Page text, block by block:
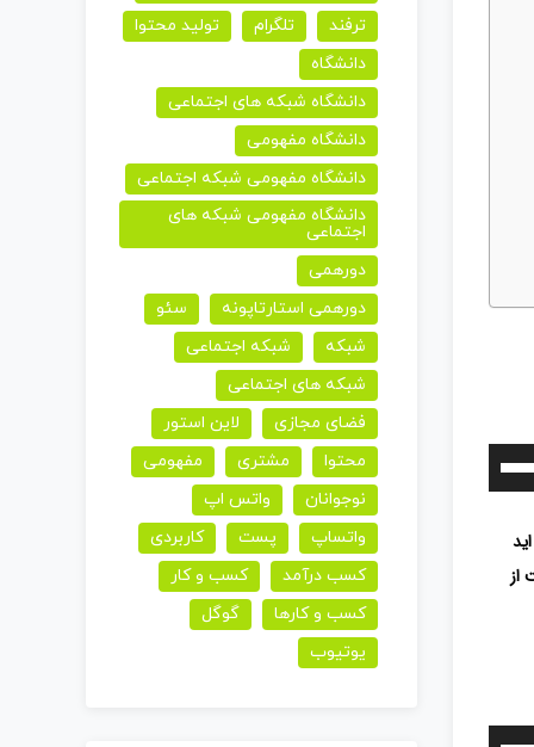
برای
افزایش
و
از
برای
ترفند
تلگرام
تولید محتوا
دانشگاه
دانشگاه شبکه های اجتماعی
دانشگاه مفهومی
دانشگاه مفهومی شبکه اجتماعی
دانشگاه مفهومی شبکه های
اجتماعی
دورهمی
دورهمی استارتاپونه
سئو
شبکه
شبکه اجتماعی
شبکه های اجتماعی
فضای مجازی
لاین استور
محتوا
مشتری
مفهومی
نوجوانان
واتس اپ
واتساپ
پست
کاربردی
کسب درآمد
کسب و کار
کسب و کارها
گوگل
یوتیوب